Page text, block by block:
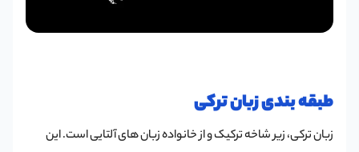
طبقه بندی زبان ترکی
زبان ترکی، زیر شاخه ترکیک و از خانواده زبان های آلتایی است. این